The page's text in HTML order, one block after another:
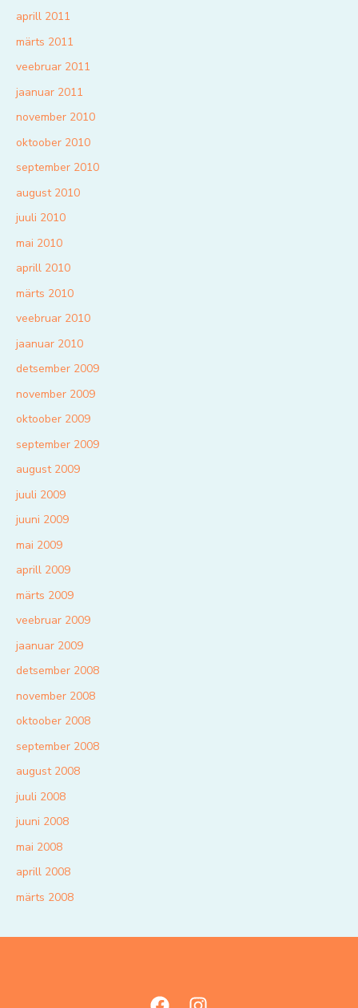
aprill 2011
märts 2011
veebruar 2011
jaanuar 2011
november 2010
oktoober 2010
september 2010
august 2010
juuli 2010
mai 2010
aprill 2010
märts 2010
veebruar 2010
jaanuar 2010
detsember 2009
november 2009
oktoober 2009
september 2009
august 2009
juuli 2009
juuni 2009
mai 2009
aprill 2009
märts 2009
veebruar 2009
jaanuar 2009
detsember 2008
november 2008
oktoober 2008
september 2008
august 2008
juuli 2008
juuni 2008
mai 2008
aprill 2008
märts 2008